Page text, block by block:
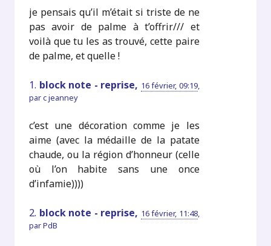
je pensais qu’il m’était si triste de ne
pas avoir de palme à t’offrir/// et
voilà que tu les as trouvé, cette paire
de palme, et quelle !
1. block note - reprise, 16 février, 09:19,
parc jeanney
c’est une décoration comme je les
aime (avec la médaille de la patate
chaude, ou la région d’honneur (celle
où l’on habite sans une once
d’infamie))))
2. block note - reprise, 16 février, 11:48,
parPdB